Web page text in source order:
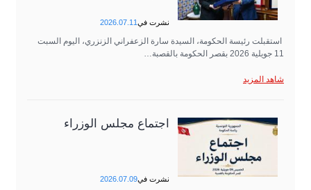
نشرت في2026.07.11
استقبلت رئيسة الحكومة، السيدة سارة الزعفراني الزنزري، اليوم السبت
11 جويلية 2026 بقصر الحكومة بالقصبة…
شاهد المزيد
اجتماع مجلس الوزراء
نشرت في2026.07.09